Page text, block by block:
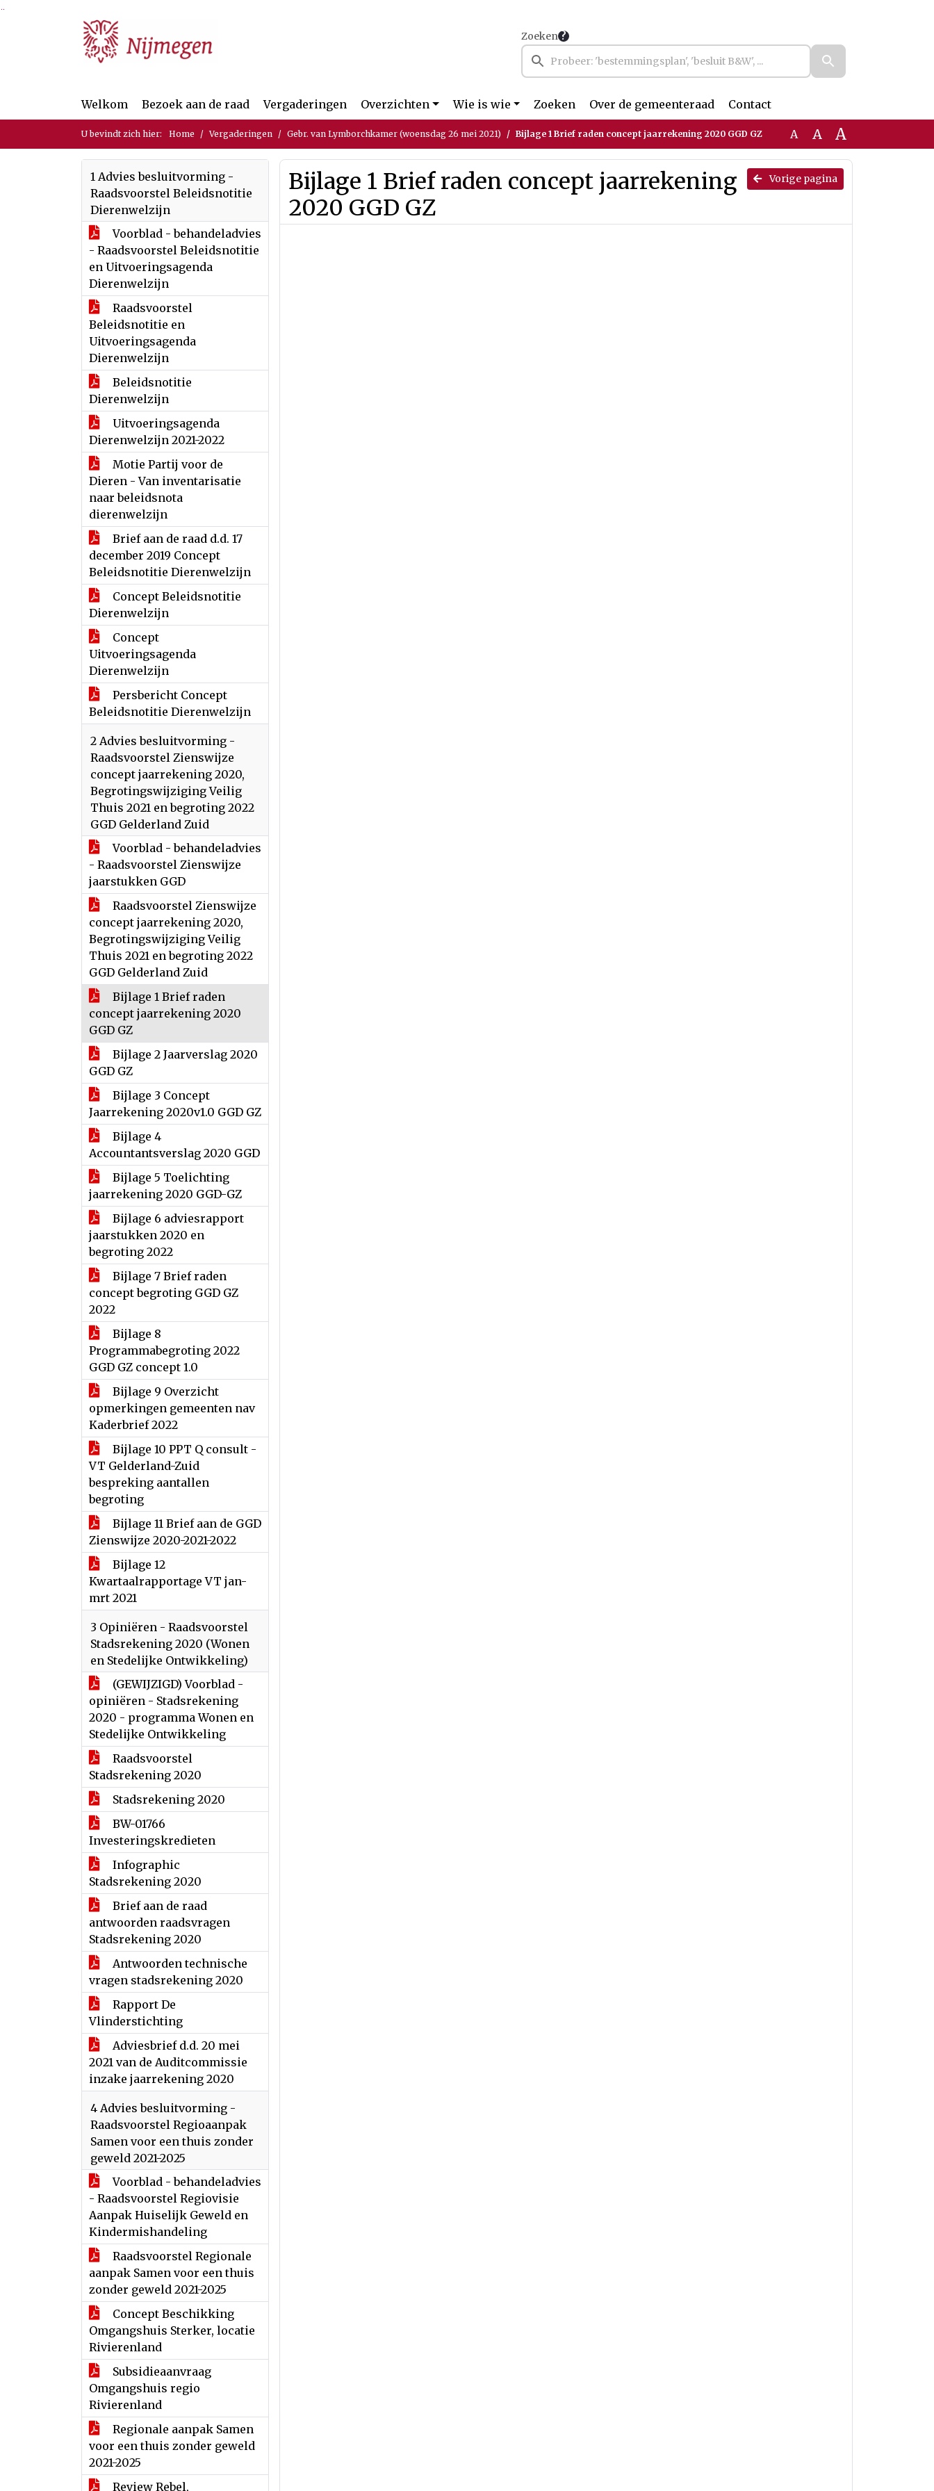
Ga naar de inhoud van deze pagina
Ga naar het zoeken
Ga naar het menu
Zoeken
Welkom Bezoek aan de raad Vergaderingen Overzichten Wie is wie Zoeken Over de gemeenteraad Contact
U bevindt zich hier: Home Vergaderingen Gebr. van Lymborchkamer (woensdag 26 mei 2021) Bijlage 1 Brief raden concept jaarrekening 2020 GGD GZ A A A
1 Advies besluitvorming -
Raadsvoorstel Beleidsnotitie
Dierenwelzijn
Voorblad - behandeladvies
- Raadsvoorstel Beleidsnotitie
en Uitvoeringsagenda
Dierenwelzijn
Raadsvoorstel
Beleidsnotitie en
Uitvoeringsagenda
Dierenwelzijn
Beleidsnotitie
Dierenwelzijn
Uitvoeringsagenda
Dierenwelzijn 2021-2022
Motie Partij voor de
Dieren - Van inventarisatie
naar beleidsnota
dierenwelzijn
Brief aan de raad d.d. 17
december 2019 Concept
Beleidsnotitie Dierenwelzijn
Concept Beleidsnotitie
Dierenwelzijn
Concept
Uitvoeringsagenda
Dierenwelzijn
Persbericht Concept
Beleidsnotitie Dierenwelzijn
2 Advies besluitvorming -
Raadsvoorstel Zienswijze
concept jaarrekening 2020,
Begrotingswijziging Veilig
Thuis 2021 en begroting 2022
GGD Gelderland Zuid
Voorblad - behandeladvies
- Raadsvoorstel Zienswijze
jaarstukken GGD
Raadsvoorstel Zienswijze
concept jaarrekening 2020,
Begrotingswijziging Veilig
Thuis 2021 en begroting 2022
GGD Gelderland Zuid
Bijlage 1 Brief raden
concept jaarrekening 2020
GGD GZ
Bijlage 2 Jaarverslag 2020
GGD GZ
Bijlage 3 Concept
Jaarrekening 2020v1.0 GGD GZ
Bijlage 4
Accountantsverslag 2020 GGD
Bijlage 5 Toelichting
jaarrekening 2020 GGD-GZ
Bijlage 6 adviesrapport
jaarstukken 2020 en
begroting 2022
Bijlage 7 Brief raden
concept begroting GGD GZ
2022
Bijlage 8
Programmabegroting 2022
GGD GZ concept 1.0
Bijlage 9 Overzicht
opmerkingen gemeenten nav
Kaderbrief 2022
Bijlage 10 PPT Q consult -
VT Gelderland-Zuid
bespreking aantallen
begroting
Bijlage 11 Brief aan de GGD
Zienswijze 2020-2021-2022
Bijlage 12
Kwartaalrapportage VT jan-
mrt 2021
3 Opiniëren - Raadsvoorstel
Stadsrekening 2020 (Wonen
en Stedelijke Ontwikkeling)
(GEWIJZIGD) Voorblad -
opiniëren - Stadsrekening
2020 - programma Wonen en
Stedelijke Ontwikkeling
Raadsvoorstel
Stadsrekening 2020
Stadsrekening 2020
BW-01766
Investeringskredieten
Infographic
Stadsrekening 2020
Brief aan de raad
antwoorden raadsvragen
Stadsrekening 2020
Antwoorden technische
vragen stadsrekening 2020
Rapport De
Vlinderstichting
Adviesbrief d.d. 20 mei
2021 van de Auditcommissie
inzake jaarrekening 2020
4 Advies besluitvorming -
Raadsvoorstel Regioaanpak
Samen voor een thuis zonder
geweld 2021-2025
Voorblad - behandeladvies
- Raadsvoorstel Regiovisie
Aanpak Huiselijk Geweld en
Kindermishandeling
Raadsvoorstel Regionale
aanpak Samen voor een thuis
zonder geweld 2021-2025
Concept Beschikking
Omgangshuis Sterker, locatie
Rivierenland
Subsidieaanvraag
Omgangshuis regio
Rivierenland
Regionale aanpak Samen
voor een thuis zonder geweld
2021-2025
Review Rebel,
Vorige pagina
Bijlage 1 Brief raden concept jaarrekening
2020 GGD GZ